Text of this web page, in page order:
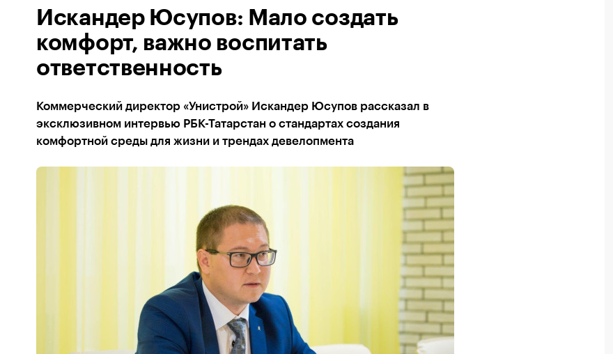
Искандер Юсупов: Мало создать
комфорт, важно воспитать
ответственность
Коммерческий директор «Унистрой» Искандер Юсупов рассказал в
эксклюзивном интервью РБК-Татарстан о стандартах создания
комфортной среды для жизни и трендах девелопмента